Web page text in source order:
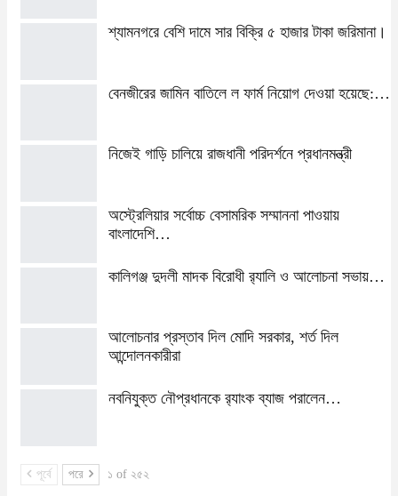
শ্যামনগরে বেশি দামে সার বিক্রি ৫ হাজার টাকা জরিমানা।
বেনজীরের জামিন বাতিলে ল ফার্ম নিয়োগ দেওয়া হয়েছে:…
নিজেই গাড়ি চালিয়ে রাজধানী পরিদর্শনে প্রধানমন্ত্রী
অস্ট্রেলিয়ার সর্বোচ্চ বেসামরিক সম্মাননা পাওয়ায়
বাংলাদেশি…
কালিগঞ্জ দুদলী মাদক বিরোধী র‍্যালি ও আলোচনা সভায়…
আলোচনার প্রস্তাব দিল মোদি সরকার, শর্ত দিল
আন্দোলনকারীরা
নবনিযুক্ত নৌপ্রধানকে র‍্যাংক ব্যাজ পরালেন…
পূর্বে পরে ১ of ২৫২